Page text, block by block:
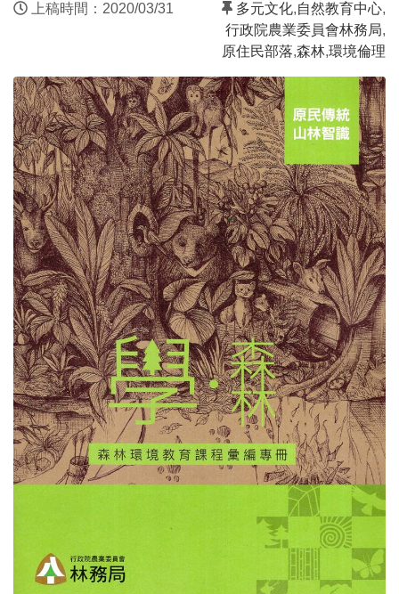
上稿時間：2020/03/31 多元文化,自然教育中心,
行政院農業委員會林務局,
原住民部落,森林,環境倫理